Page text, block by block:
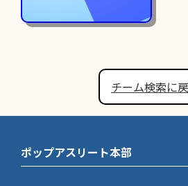
チーム検索に
ポップアスリート本部